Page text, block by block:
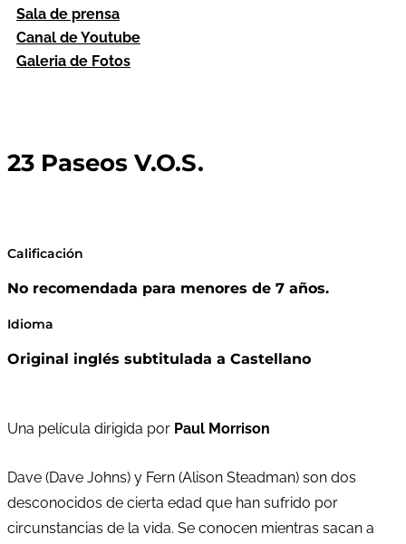
Sala de prensa
Canal de Youtube
Galeria de Fotos
23 Paseos V.O.S.
Calificación
No recomendada para menores de 7 años.
Idioma
Original inglés subtitulada a Castellano
Una película dirigida por Paul Morrison
Dave (Dave Johns) y Fern (Alison Steadman) son dos
desconocidos de cierta edad que han sufrido por
circunstancias de la vida. Se conocen mientras sacan a